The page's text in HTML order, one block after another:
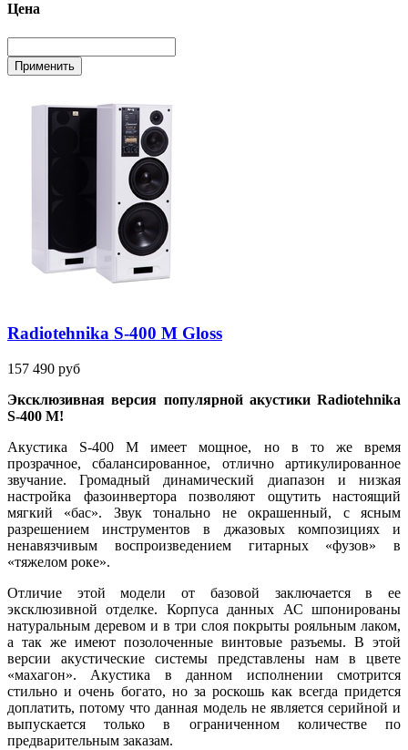
Цена
Radiotehnika S-400 M Gloss
157 490 руб
Эксклюзивная версия популярной акустики Radiotehnika
S-400 M!
Акустика S-400 M имеет мощное, но в то же время
прозрачное, сбалансированное, отлично артикулированное
звучание. Громадный динамический диапазон и низкая
настройка фазоинвертора позволяют ощутить настоящий
мягкий «бас». Звук тонально не окрашенный, с ясным
разрешением инструментов в джазовых композициях и
ненавязчивым воспроизведением гитарных «фузов» в
«тяжелом роке».
Отличие этой модели от базовой заключается в ее
эксклюзивной отделке. Корпуса данных АС шпонированы
натуральным деревом и в три слоя покрыты рояльным лаком,
а так же имеют позолоченные винтовые разъемы. В этой
версии акустические системы представлены нам в цвете
«махагон». Акустика в данном исполнении смотрится
стильно и очень богато, но за роскошь как всегда придется
доплатить, потому что данная модель не является серийной и
выпускается только в ограниченном количестве по
предварительным заказам.